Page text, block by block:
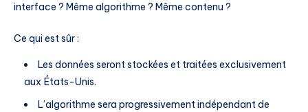
interface ? Même algorithme ? Même contenu ?
Ce qui est sûr :
Les données seront stockées et traitées exclusivement
aux États-Unis.
L’algorithme sera progressivement indépendant de